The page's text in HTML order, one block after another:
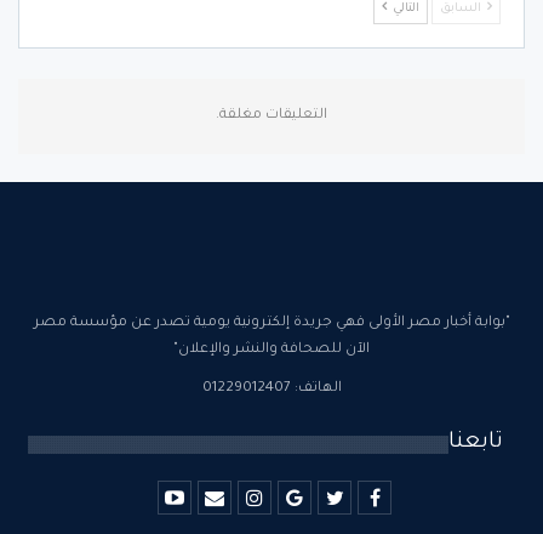
السابق التالي
التعليقات مغلقة.
"بوابة أخبار مصر الأولى فهي جريدة إلكترونية يومية تصدر عن مؤسسة مصر
الآن للصحافة والنشر والإعلان"
الهاتف: 01229012407
تابعنا